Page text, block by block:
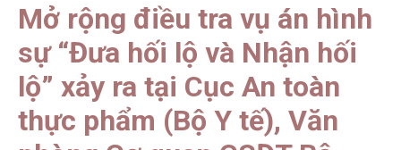
Mở rộng điều tra vụ án hình
sự “Đưa hối lộ và Nhận hối
lộ” xảy ra tại Cục An toàn
thực phẩm (Bộ Y tế), Văn